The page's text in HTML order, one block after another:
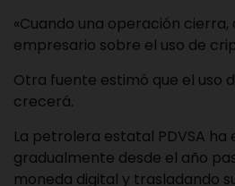
«Cuando una operación cierra,
empresario sobre el uso de
Otra fuente estimó que el uso
crecerá.
La petrolera estatal PDVSA
gradualmente desde el año
moneda digital y trasladando